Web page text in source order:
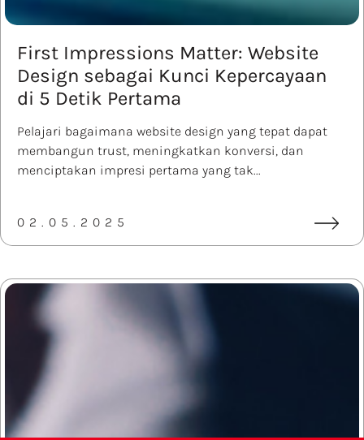
First Impressions Matter: Website
Design sebagai Kunci Kepercayaan
di 5 Detik Pertama
Pelajari bagaimana website design yang tepat dapat
membangun trust, meningkatkan konversi, dan
menciptakan impresi pertama yang tak...
02.05.2025